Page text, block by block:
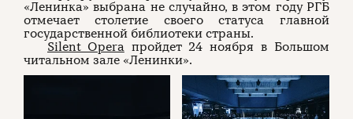
«Ленинка» выбрана не случайно, в этом году РГБ
отмечает столетие своего статуса главной
государственной библиотеки страны.
Silent Operaпройдет 24 ноября в Большом
читальном зале «Ленинки».